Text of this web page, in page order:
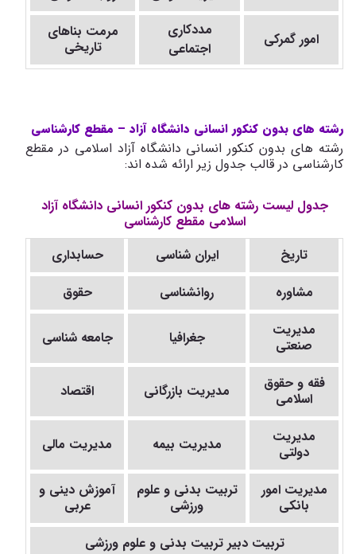
امور گمرکی
مددکاری
اجتماعی
مرمت بناهای
تاریخی
رشته های بدون کنکور انسانی دانشگاه آزاد – مقطع کارشناسی
رشته های بدون کنکور انسانی دانشگاه آزاد اسلامی در مقطع
کارشناسی در قالب جدول زیر ارائه شده اند:
جدول لیست رشته های بدون کنکور انسانی دانشگاه آزاد
اسلامی مقطع کارشناسی
تاریخ
ایران شناسی
حسابداری
مشاوره
روانشناسی
حقوق
مدیریت
صنعتی
جغرافیا جامعه شناسی
فقه و حقوق
اسلامی
مدیریت بازرگانی اقتصاد
مدیریت
دولتی
مدیریت بیمه مدیریت مالی
مدیریت امور
بانکی
تربیت بدنی و علوم
ورزشی
آموزش دینی و
عربی
تربیت دبیر تربیت بدنی و علوم ورزشی